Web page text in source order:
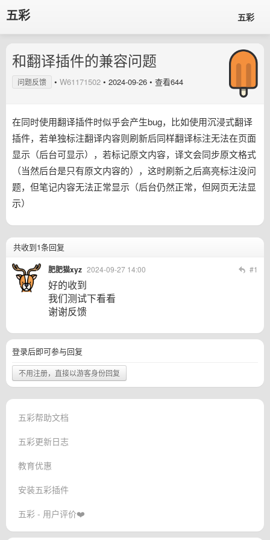
五彩 五彩
和翻译插件的兼容问题
问题反馈 • W61171502 • 2024-09-26 • 查看644
在同时使用翻译插件时似乎会产生bug，比如使用沉浸式翻译
插件，若单独标注翻译内容则刷新后同样翻译标注无法在页面
显示（后台可显示），若标记原文内容，译文会同步原文格式
（当然后台是只有原文内容的），这时刷新之后高亮标注没问
题，但笔记内容无法正常显示（后台仍然正常，但网页无法显
示）
共收到1条回复
肥肥猫xyz 2024-09-27 14:00 #1
好的收到
我们测试下看看
谢谢反馈
登录后即可参与回复
不用注册，直接以游客身份回复
五彩帮助文档
五彩更新日志
教育优惠
安装五彩插件
五彩 - 用户评价❤️